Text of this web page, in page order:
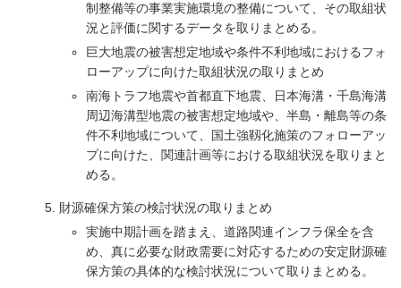
制整備等の事業実施環境の整備について、その取組状
況と評価に関するデータを取りまとめる。
巨大地震の被害想定地域や条件不利地域におけるフォ
ローアップに向けた取組状況の取りまとめ
南海トラフ地震や首都直下地震、日本海溝・千島海溝
周辺海溝型地震の被害想定地域や、半島・離島等の条
件不利地域について、国土強靱化施策のフォローアッ
プに向けた、関連計画等における取組状況を取りまと
める。
財源確保方策の検討状況の取りまとめ
実施中期計画を踏まえ、道路関連インフラ保全を含
め、真に必要な財政需要に対応するための安定財源確
保方策の具体的な検討状況について取りまとめる。